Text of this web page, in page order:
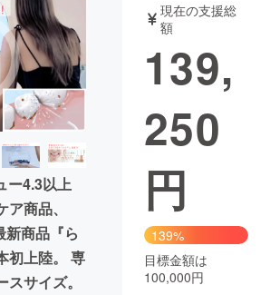
ー・ガジェット
画 書籍・雑誌
・起業 チャレンジ
り・地域活性化
Social Good
CAMPFIRE Creation
るさと納税machi-ya コミュニティ
ー4.3以上
商品、
商品『ら
初上陸。 専
サイズ。
現在の支援総
額
139,
250
円
139%
目標金額は
100,000円